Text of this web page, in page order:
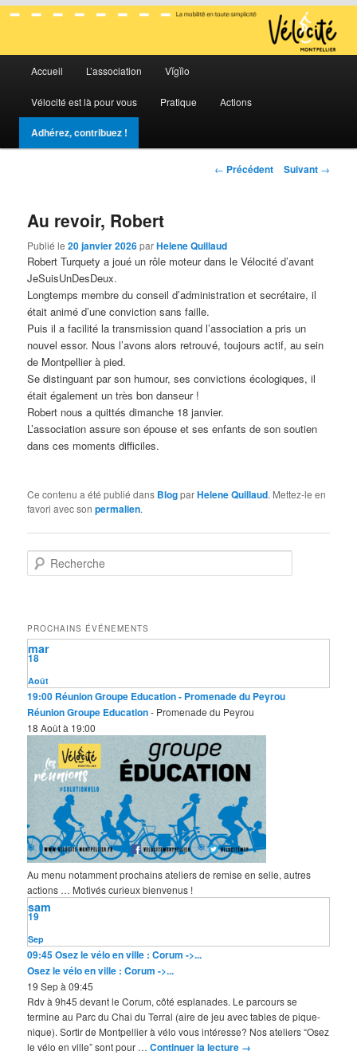
Vélocité Grand Montpellier
La mobilité en toute simplicité
Aller
au
contenu
Aller
au
contenu
Accueil L’association Vĭgĭlo
Vélocité est là pour vous Pratique Actions
Adhérez, contribuez !
Navigation
← Précédent Suivant →
Au revoir, Robert
Publié le20 janvier 2026parHelene Quillaud
Robert Turquety a joué un rôle moteur dans le Vélocité d’avant
JeSuisUnDesDeux.
Longtemps membre du conseil d’administration et secrétaire, il
était animé d’une conviction sans faille.
Puis il a facilité la transmission quand l’association a pris un
nouvel essor. Nous l’avons alors retrouvé, toujours actif, au sein
de Montpellier à pied.
Se distinguant par son humour, ses convictions écologiques, il
était également un très bon danseur !
Robert nous a quittés dimanche 18 janvier.
L’association assure son épouse et ses enfants de son soutien
dans ces moments difficiles.
Ce contenu a été publié dans BlogparHelene Quillaud. Mettez-le en
favori avec sonpermalien.
e
r
c
h
e
PROCHAINS ÉVÉNEMENTS
Août
18
mar
19:00 Réunion Groupe Education- Promenade du Peyrou
Réunion Groupe Education- Promenade du Peyrou
18 Août à 19:00
Au menu notamment prochains ateliers de remise en selle, autres
actions … Motivés curieux bienvenus !
Sep
19
sam
09:45Osez le vélo en ville : Corum ->...
Osez le vélo en ville : Corum ->...
19 Sep à 09:45
Rdv à 9h45 devant le Corum, côté esplanades. Le parcours se
termine au Parc du Chai du Terral (aire de jeu avec tables de pique-
nique). Sortir de Montpellier à vélo vous intéresse? Nos ateliers “Osez
le vélo en ville” sont pour …Continuer la lecture →